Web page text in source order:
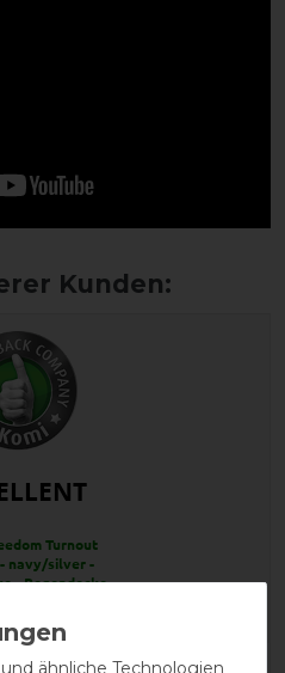
Turnout
navy/silver -
- Regendecke
ähnliche Technologien